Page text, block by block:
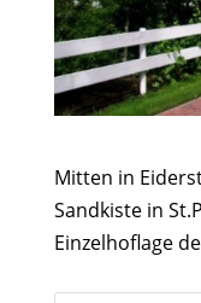
Mitten in
Sandkiste in
Einzelhoflage